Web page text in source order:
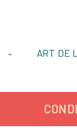
+ ART DE